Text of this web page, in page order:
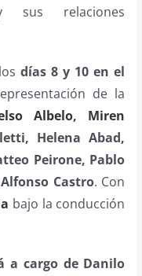
relaciones
días 8 y 10 en el
de la
Albelo, Miren
Helena Abad,
Peirone, Pablo
Castro. Con
bajo la conducción
a cargo de Danilo